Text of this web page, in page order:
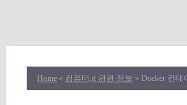
Home » 컴퓨터,it 관련 정보 » Docker 컨테이너 네트